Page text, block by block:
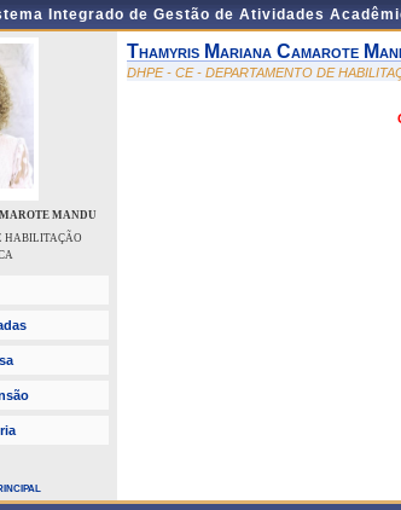
Integrado de Gestão de Atividades
MANDU
HABILITAÇÃO
Thamyris Mariana Camarote
DHPE - CE - DEPARTAMENTO DE